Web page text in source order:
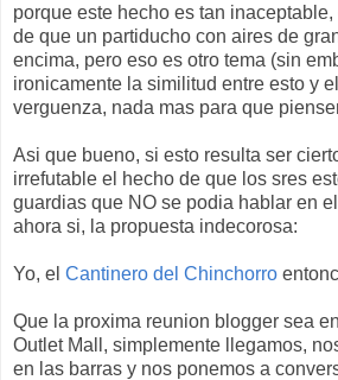
porque este hecho es tan
de que un partiducho con aires de
encima, pero eso es otro tema (sin
ironicamente la similitud entre esto y
verguenza, nada mas para que
Asi que bueno, si esto resulta ser
irrefutable el hecho de que los sres
guardias que NO se podia hablar en
ahora si, la propuesta indecorosa:
Yo, el Cantinero del Chinchorro
Que la proxima reunion blogger sea
Outlet Mall, simplemente llegamos,
en las barras y nos ponemos a